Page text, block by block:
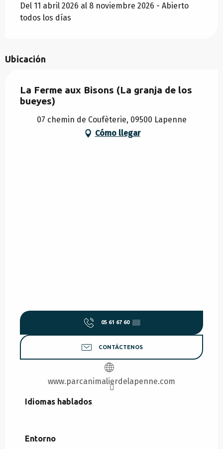
Del 11 abril 2026 al 8 noviembre 2026 - Abierto
todos los días
Ubicación
La Ferme aux Bisons (La granja de los
bueyes)
07 chemin de Coufèterie, 09500 Lapenne
Cómo llegar
05 61 67 60 ▒▒
CONTÁCTENOS
www.parcanimalierdelapenne.com
Idiomas hablados
Idiomas hablados
Entorno
Entorno